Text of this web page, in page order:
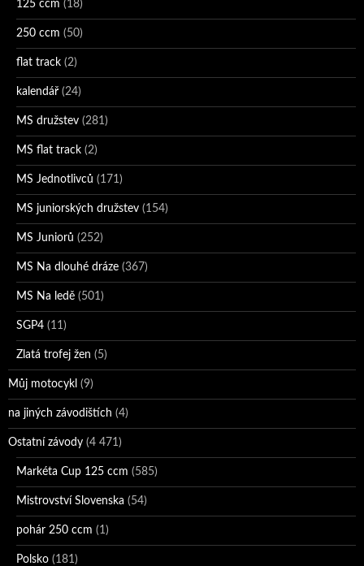
125 ccm (18)
250 ccm (50)
flat track (2)
kalendář (24)
MS družstev (281)
MS flat track (2)
MS Jednotlivců (171)
MS juniorských družstev (154)
MS Juniorů (252)
MS Na dlouhé dráze (367)
MS Na ledě (501)
SGP4 (11)
Zlatá trofej žen (5)
Můj motocykl (9)
na jiných závodištích (4)
Ostatní závody (4 471)
Markéta Cup 125 ccm (585)
Mistrovství Slovenska (54)
pohár 250 ccm (1)
Polsko (181)